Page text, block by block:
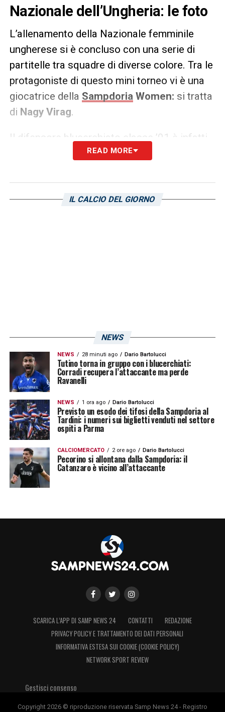
Nazionale dell’Ungheria: le foto
L’allenamento della Nazionale femminile
ungherese si è concluso con una serie di
partitelle tra squadre di diverse colore. Tra le
protagoniste di questo mini torneo vi è una
giocatrice della SampdoriaWomen: si tratta
di Nagy Virag.
Il difensore blucerchiato classe ’01 è infatti
tra le titolari della squadra che ha vinto
ragazze dell’Ungheria. Al termine di questo
allenamento non poteva mancare la foto di
LA PLAYLIST DELLE NOSTRE TOP NEWS
READ MORE
IL CALCIO DEL GIORNO
NEWS
NEWS 28 minuti ago Dario Bartolucci
Tutino torna in gruppo con i blucerchiati:
Corradi recupera l’attaccante ma perde
Ravanelli
NEWS 1 ora ago Dario Bartolucci
Previsto un esodo dei tifosi della Sampdoria al
Tardini: i numeri sui biglietti venduti nel settore
ospiti a Parma
CALCIOMERCATO 2 ore ago Dario Bartolucci
Pecorino si allontana dalla Sampdoria: il
Catanzaro è vicino all’attaccante
SCARICA L’APP DI SAMP NEWS 24 CONTATTI
REDAZIONE
PRIVACY POLICY E TRATTAMENTO DEI DATI PERSONALI
INFORMATIVA ESTESA SUI COOKIE (COOKIE POLICY)
NETWORK SPORT REVIEW
Gestisci consenso
Copyright 2026 © riproduzione riservata Samp News 24 - Registro